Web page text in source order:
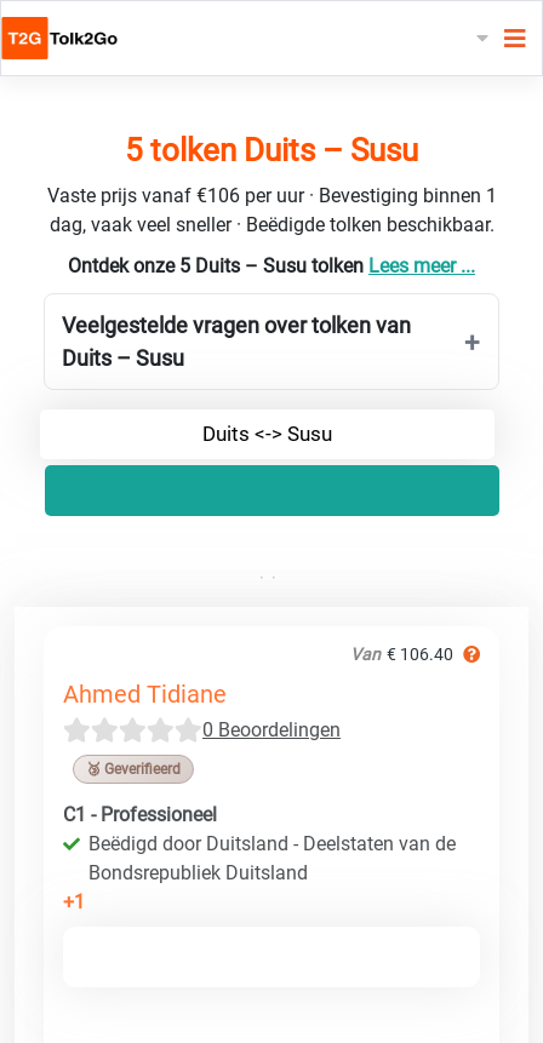
5 tolken Duits – Susu
Vaste prijs vanaf €106 per uur · Bevestiging binnen 1
dag, vaak veel sneller · Beëdigde tolken beschikbaar.
Ontdek onze 5 Duits – Susu tolken Lees meer ...
Veelgestelde vragen over tolken van
Duits – Susu
Duits <-> Susu
Van € 106.40
Ahmed Tidiane
0 Beoordelingen
🥉 Geverifieerd
C1 - Professioneel
Beëdigd door Duitsland - Deelstaten van de
Bondsrepubliek Duitsland
+1